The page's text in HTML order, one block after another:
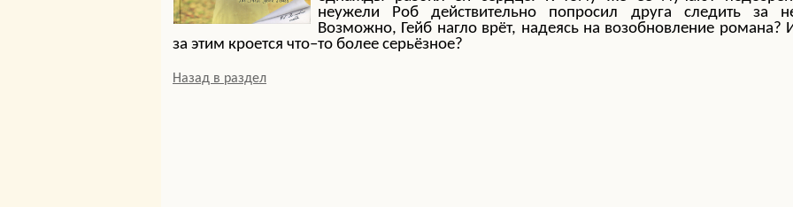
неужели Роб действительно попросил друга следить за
Возможно, Гейб нагло врёт, надеясь на возобновление романа?
за этим кроется что–то более серьёзное?
Назад в раздел